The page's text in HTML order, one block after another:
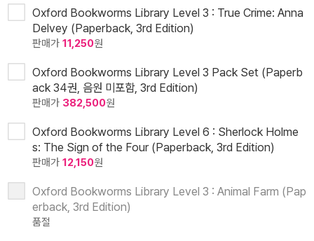
Oxford Bookworms Library Level 3 : True Crime: Anna
Delvey (Paperback, 3rd Edition)
판매가 11,250원
Oxford Bookworms Library Level 3 Pack Set (Paperb
ack 34권, 음원 미포함, 3rd Edition)
판매가 382,500원
Oxford Bookworms Library Level 6 : Sherlock Holme
s: The Sign of the Four (Paperback, 3rd Edition)
판매가 12,150원
Oxford Bookworms Library Level 3 : Animal Farm (Pap
erback, 3rd Edition)
품절